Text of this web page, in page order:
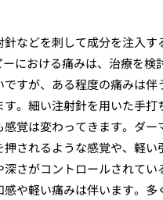
などを刺して成分を注入
ーにおける痛みは、治療を
ですが、ある程度の痛みは
す。細い注射針を用いた手
感覚は変わってきます。ダ
押されるような感覚や、軽
深さがコントロールされて
感や軽い痛みは伴います。